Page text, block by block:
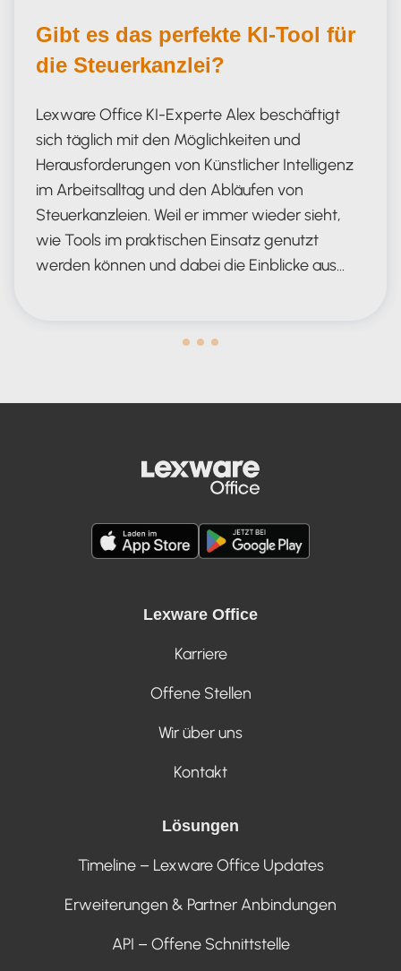
Gibt es das perfekte KI-Tool für
die Steuerkanzlei?
Lexware Office KI-Experte Alex beschäftigt
sich täglich mit den Möglichkeiten und
Herausforderungen von Künstlicher Intelligenz
im Arbeitsalltag und den Abläufen von
Steuerkanzleien. Weil er immer wieder sieht,
wie Tools im praktischen Einsatz genutzt
werden können und dabei die Einblicke aus…
Lexware Office
Karriere
Offene Stellen
Wir über uns
Kontakt
Lösungen
Timeline – Lexware Office Updates
Erweiterungen & Partner Anbindungen
API – Offene Schnittstelle